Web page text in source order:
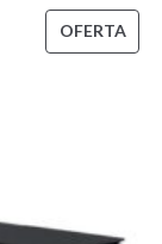
OFERTA